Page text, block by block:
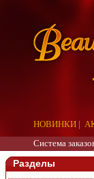
НОВИНКИ |
Система
Разделы